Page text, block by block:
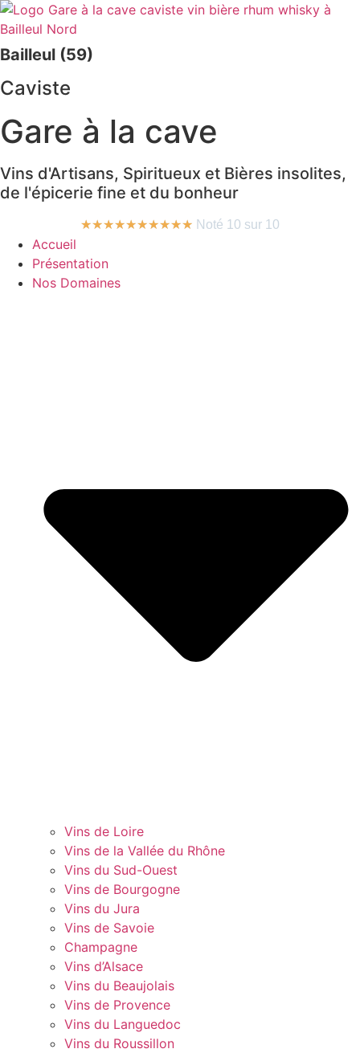
Bailleul (59)
Caviste
Gare à la cave
Vins d'Artisans, Spiritueux et Bières insolites,
de l'épicerie fine et du bonheur
★★★★★★★★★★ Noté 10 sur 10
Accueil
Présentation
Nos Domaines
Vins de Loire
Vins de la Vallée du Rhône
Vins du Sud-Ouest
Vins de Bourgogne
Vins du Jura
Vins de Savoie
Champagne
Vins d’Alsace
Vins du Beaujolais
Vins de Provence
Vins du Languedoc
Vins du Roussillon